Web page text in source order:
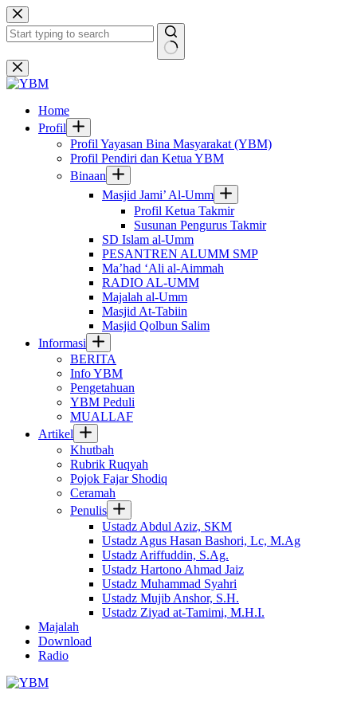
Skip
to
content
No
results
Home
Profil
Profil Yayasan Bina Masyarakat (YBM)
Profil Pendiri dan Ketua YBM
Binaan
Masjid Jami’ Al-Umm
Profil Ketua Takmir
Susunan Pengurus Takmir
SD Islam al-Umm
PESANTREN ALUMM SMP
Ma’had ‘Ali al-Aimmah
RADIO AL-UMM
Majalah al-Umm
Masjid At-Tabiin
Masjid Qolbun Salim
Informasi
BERITA
Info YBM
Pengetahuan
YBM Peduli
MUALLAF
Artikel
Khutbah
Rubrik Ruqyah
Pojok Fajar Shodiq
Ceramah
Penulis
Ustadz Abdul Aziz, SKM
Ustadz Agus Hasan Bashori, Lc, M.Ag
Ustadz Ariffuddin, S.Ag.
Ustadz Hartono Ahmad Jaiz
Ustadz Muhammad Syahri
Ustadz Mujib Anshor, S.H.
Ustadz Ziyad at-Tamimi, M.H.I.
Majalah
Download
Radio